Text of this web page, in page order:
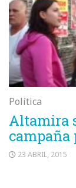
Política
Altamira
campaña
23 ABRIL, 2015